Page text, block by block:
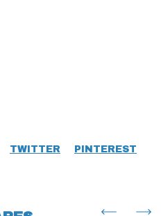
TWITTER PINTEREST